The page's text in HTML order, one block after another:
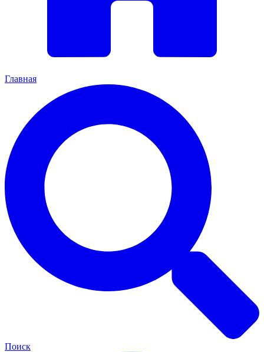
Главная
Поиск